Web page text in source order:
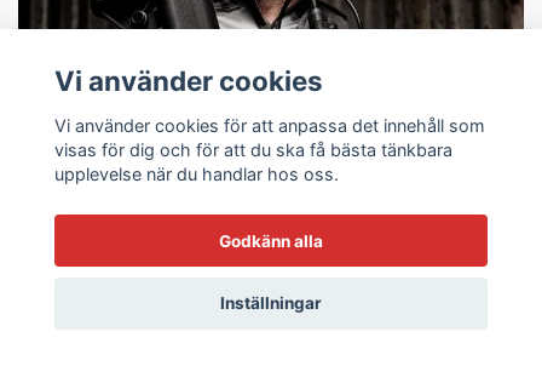
Taktisk Utrustning
Vi använder cookies
Vi använder cookies för att anpassa det innehåll som
visas för dig och för att du ska få bästa tänkbara
upplevelse när du handlar hos oss.
Godkänn alla
Inställningar